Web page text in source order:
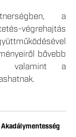
a
végrehajtás
bővebb
valamint a
Akadálymentesség